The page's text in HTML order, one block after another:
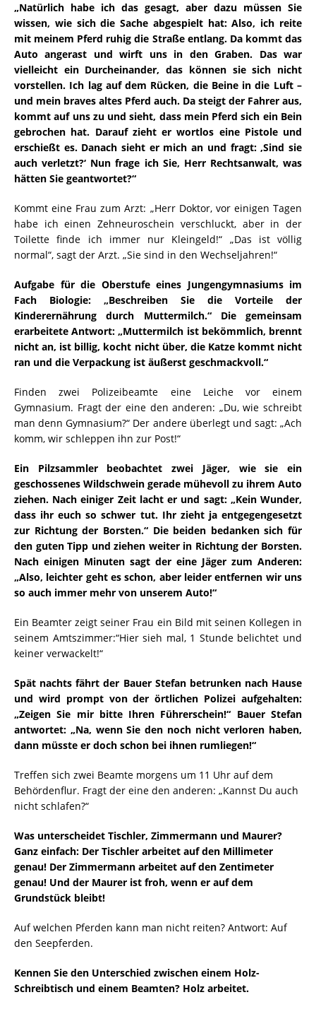
„Natürlich habe ich das gesagt, aber dazu müssen Sie
wissen, wie sich die Sache abgespielt hat: Also, ich reite
mit meinem Pferd ruhig die Straße entlang. Da kommt das
Auto angerast und wirft uns in den Graben. Das war
vielleicht ein Durcheinander, das können sie sich nicht
vorstellen. Ich lag auf dem Rücken, die Beine in die Luft –
und mein braves altes Pferd auch. Da steigt der Fahrer aus,
kommt auf uns zu und sieht, dass mein Pferd sich ein Bein
gebrochen hat. Darauf zieht er wortlos eine Pistole und
erschießt es. Danach sieht er mich an und fragt: ‚Sind sie
auch verletzt?‘ Nun frage ich Sie, Herr Rechtsanwalt, was
hätten Sie geantwortet?“
Kommt eine Frau zum Arzt: „Herr Doktor, vor einigen Tagen
habe ich einen Zehneuroschein verschluckt, aber in der
Toilette finde ich immer nur Kleingeld!“ „Das ist völlig
normal“, sagt der Arzt. „Sie sind in den Wechseljahren!“
Aufgabe für die Oberstufe eines Jungengymnasiums im
Fach Biologie: „Beschreiben Sie die Vorteile der
Kinderernährung durch Muttermilch.“ Die gemeinsam
erarbeitete Antwort: „Muttermilch ist bekömmlich, brennt
nicht an, ist billig, kocht nicht über, die Katze kommt nicht
ran und die Verpackung ist äußerst geschmackvoll.“
Finden zwei Polizeibeamte eine Leiche vor einem
Gymnasium. Fragt der eine den anderen: „Du, wie schreibt
man denn Gymnasium?“ Der andere überlegt und sagt: „Ach
komm, wir schleppen ihn zur Post!“
Ein Pilzsammler beobachtet zwei Jäger, wie sie ein
geschossenes Wildschwein gerade mühevoll zu ihrem Auto
ziehen. Nach einiger Zeit lacht er und sagt: „Kein Wunder,
dass ihr euch so schwer tut. Ihr zieht ja entgegengesetzt
zur Richtung der Borsten.“ Die beiden bedanken sich für
den guten Tipp und ziehen weiter in Richtung der Borsten.
Nach einigen Minuten sagt der eine Jäger zum Anderen:
„Also, leichter geht es schon, aber leider entfernen wir uns
so auch immer mehr von unserem Auto!“
Ein Beamter zeigt seiner Frau ein Bild mit seinen Kollegen in
seinem Amtszimmer:“Hier sieh mal, 1 Stunde belichtet und
keiner verwackelt!“
Spät nachts fährt der Bauer Stefan betrunken nach Hause
und wird prompt von der örtlichen Polizei aufgehalten:
„Zeigen Sie mir bitte Ihren Führerschein!“ Bauer Stefan
antwortet: „Na, wenn Sie den noch nicht verloren haben,
dann müsste er doch schon bei ihnen rumliegen!“
Treffen sich zwei Beamte morgens um 11 Uhr auf dem
Behördenflur. Fragt der eine den anderen: „Kannst Du auch
nicht schlafen?“
Was unterscheidet Tischler, Zimmermann und Maurer?
Ganz einfach: Der Tischler arbeitet auf den Millimeter
genau! Der Zimmermann arbeitet auf den Zentimeter
genau! Und der Maurer ist froh, wenn er auf dem
Grundstück bleibt!
Auf welchen Pferden kann man nicht reiten? Antwort: Auf
den Seepferden.
Kennen Sie den Unterschied zwischen einem Holz-
Schreibtisch und einem Beamten? Holz arbeitet.